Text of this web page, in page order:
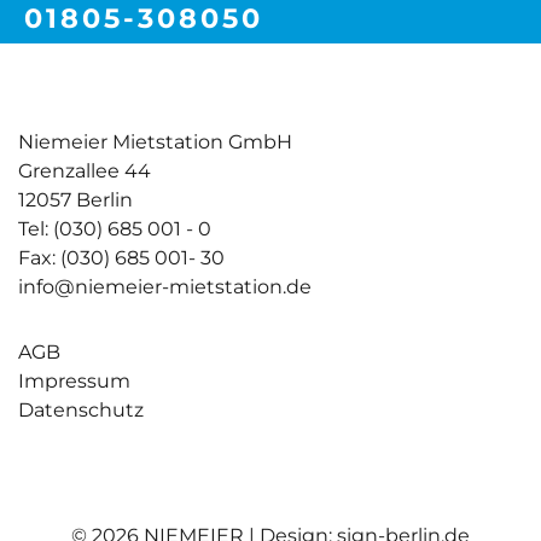
01805-308050
Niemeier Mietstation GmbH
Grenzallee 44
12057 Berlin
Tel: (030) 685 001 - 0
Fax: (030) 685 001- 30
info@niemeier-mietstation.de
AGB
Impressum
Datenschutz
© 2026 NIEMEIER | Design: sign-berlin.de